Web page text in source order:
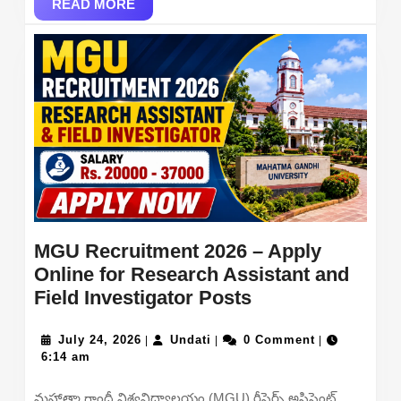
and
Specialist
Doctors
Posts
READ MORE
MORE
MGU Recruitment 2026 – Apply
Online for Research Assistant and
Field Investigator PostsMGU
2026
Apply
July 24, 2026 July
| Undati Undati
| 0 Comment |
6:14 am
మహాత్మా గాంధీ విశ్వవిద్యాలయం (MGU) రీసెర్చ్ అసిస్టెంట్